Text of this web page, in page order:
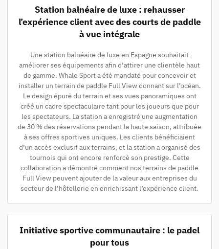
Station balnéaire de luxe : rehausser
l’expérience client avec des courts de paddle
à vue intégrale
Une station balnéaire de luxe en Espagne souhaitait
améliorer ses équipements afin d’attirer une clientèle haut
de gamme. Whale Sport a été mandaté pour concevoir et
installer un terrain de paddle Full View donnant sur l’océan.
Le design épuré du terrain et ses vues panoramiques ont
créé un cadre spectaculaire tant pour les joueurs que pour
les spectateurs. La station a enregistré une augmentation
de 30 % des réservations pendant la haute saison, attribuée
à ses offres sportives uniques. Les clients bénéficiaient
d’un accès exclusif aux terrains, et la station a organisé des
tournois qui ont encore renforcé son prestige. Cette
collaboration a démontré comment nos terrains de paddle
Full View peuvent ajouter de la valeur aux entreprises du
secteur de l’hôtellerie en enrichissant l’expérience client.
Initiative sportive communautaire : le padel
pour tous